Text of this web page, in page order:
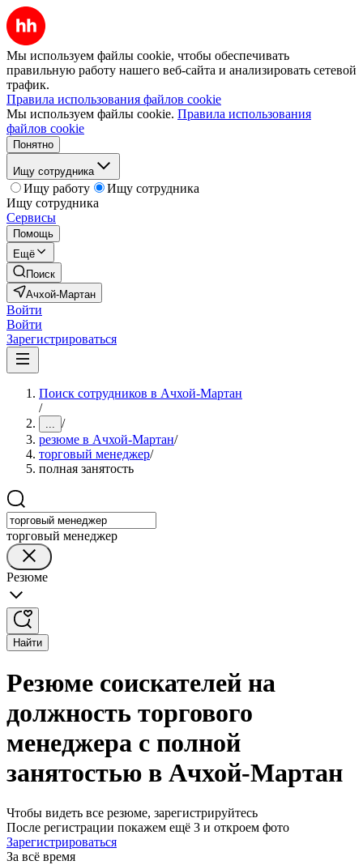
Мы используем файлы cookie, чтобы обеспечивать
правильную работу нашего веб-сайта и анализировать сетевой
трафик.
Правила использования файлов cookie
Мы используем файлы cookie. Правила использования
файлов cookie
Понятно
Ищу сотрудника
Ищу работу
Ищу сотрудника
Ищу сотрудника
Сервисы
Помощь
Ещё
Поиск
Ачхой-Мартан
Войти
Войти
Зарегистрироваться
Поиск сотрудников в Ачхой-Мартан
/
... /
резюме в Ачхой-Мартан/
торговый менеджер/
полная занятость
торговый менеджер
Резюме
Найти
Резюме соискателей на
должность торгового
менеджера с полной
занятостью в Ачхой-Мартан
Чтобы видеть все резюме, зарегистрируйтесь
После регистрации покажем ещё 3 и откроем фото
Зарегистрироваться
За всё время